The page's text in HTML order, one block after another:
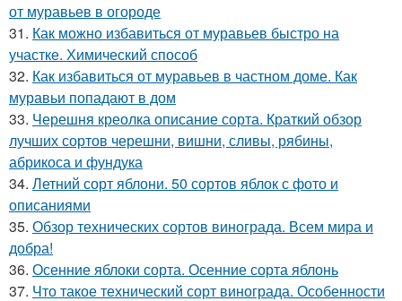
от муравьев в огороде
31. Как можно избавиться от муравьев быстро на
участке. Химический способ
32. Как избавиться от муравьев в частном доме. Как
муравьи попадают в дом
33. Черешня креолка описание сорта. Краткий обзор
лучших сортов черешни, вишни, сливы, рябины,
абрикоса и фундука
34. Летний сорт яблони. 50 сортов яблок с фото и
описаниями
35. Обзор технических сортов винограда. Всем мира и
добра!
36. Осенние яблоки сорта. Осенние сорта яблонь
37. Что такое технический сорт винограда. Особенности